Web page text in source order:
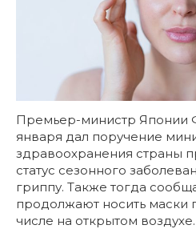
Премьер-министр Японии
января дал поручение
здравоохранения страны
статус сезонного
гриппу. Также тогда
продолжают носить маски
числе на открытом воздухе.